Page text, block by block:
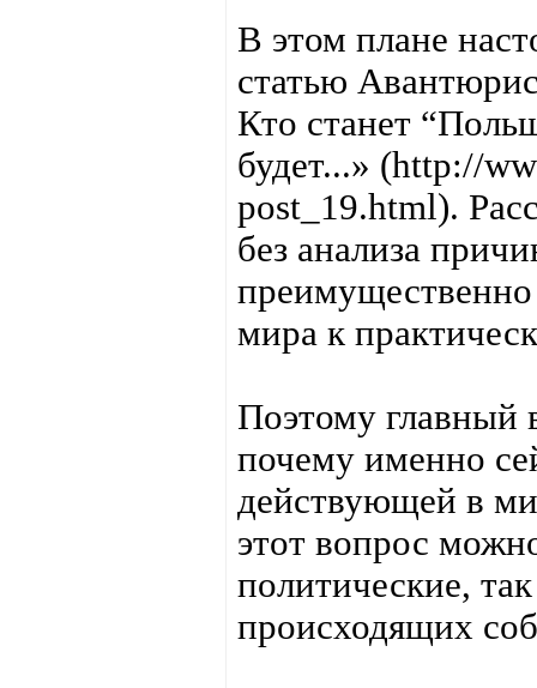
В этом плане
статью
Кто станет
будет...» (http://
post_19.html).
без анализа
мира к
Поэтому главный
почему именно
действующей в
этот вопрос
политические,
происходящих